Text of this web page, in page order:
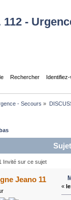
Rechercher
- Secours »
Invité sur ce sujet
Jeano 11
«